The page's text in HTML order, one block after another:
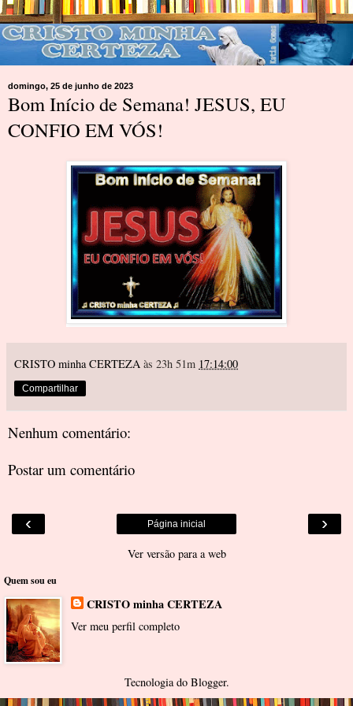
domingo, 25 de junho de 2023
Bom Início de Semana! JESUS, EU
CONFIO EM VÓS!
CRISTO minha CERTEZA às 23h 51m 17:14:00
Compartilhar
Nenhum comentário:
Postar um comentário
‹ ›
Página inicial
Ver versão para a web
Quem sou eu
CRISTO minha CERTEZA
Ver meu perfil completo
Tecnologia do Blogger.